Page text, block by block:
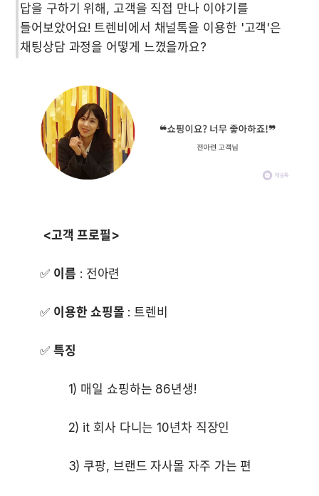
답을 구하기 위해, 고객을 직접 만나 이야기를
들어보았어요! 트렌비에서 채널톡을 이용한 '고객'은
채팅상담 과정을 어떻게 느꼈을까요?
✅ 이름
✅ 이용한 쇼핑몰
✅ 특징